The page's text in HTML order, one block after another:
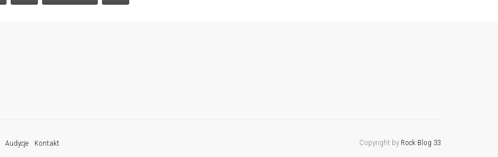
Audycje Kontakt Copyright by Rock Blog 33